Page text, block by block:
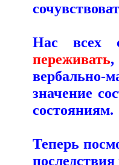
Нас всех
переживать
вербально-
значение
состояниям.
Теперь